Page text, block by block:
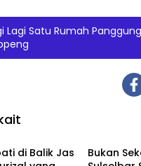
Lagi Satu Rumah
di Balik Jas
Bukan